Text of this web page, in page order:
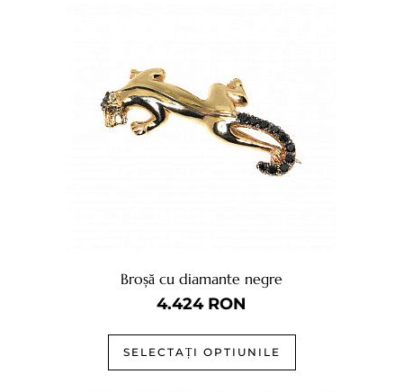
Broșă cu diamante negre
4.424RON
SELECTAȚI OPTIUNILE